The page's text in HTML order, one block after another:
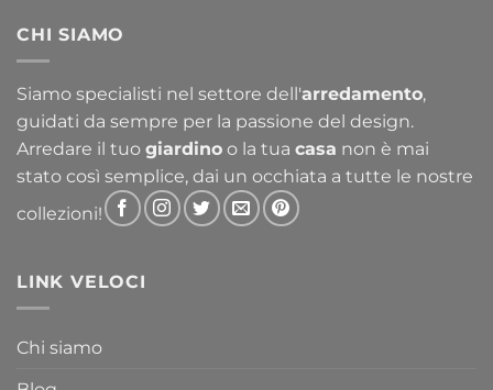
CHI SIAMO
Siamo specialisti nel settore dell'arredamento,
guidati da sempre per la passione del design.
Arredare il tuo giardino o la tua casa non è mai
stato così semplice, dai un occhiata a tutte le nostre
collezioni!
LINK VELOCI
Chi siamo